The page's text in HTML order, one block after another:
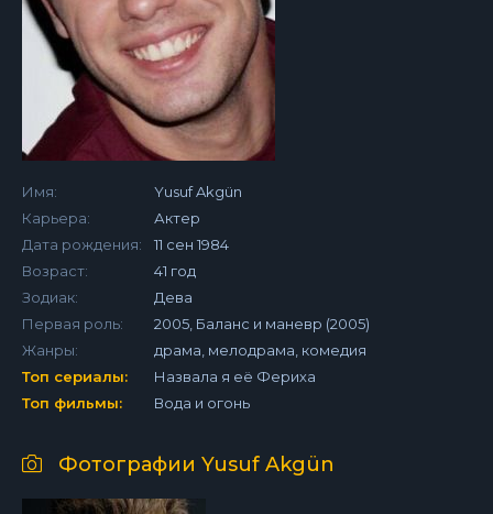
Имя:
Yusuf Akgün
Карьера:
Актер
Дата рождения:
11 сен 1984
Возраст:
41 год
Зодиак:
Дева
Первая роль:
2005, Баланс и маневр (2005)
Жанры:
драма, мелодрама, комедия
Топ сериалы:
Назвала я её Фериха
Топ фильмы:
Вода и огонь
Фотографии Yusuf Akgün